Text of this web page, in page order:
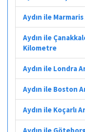
Aydın ile
Aydın ile
Kilometre
Aydın ile Londra
Aydın ile Boston
Aydın ile Koçarlı